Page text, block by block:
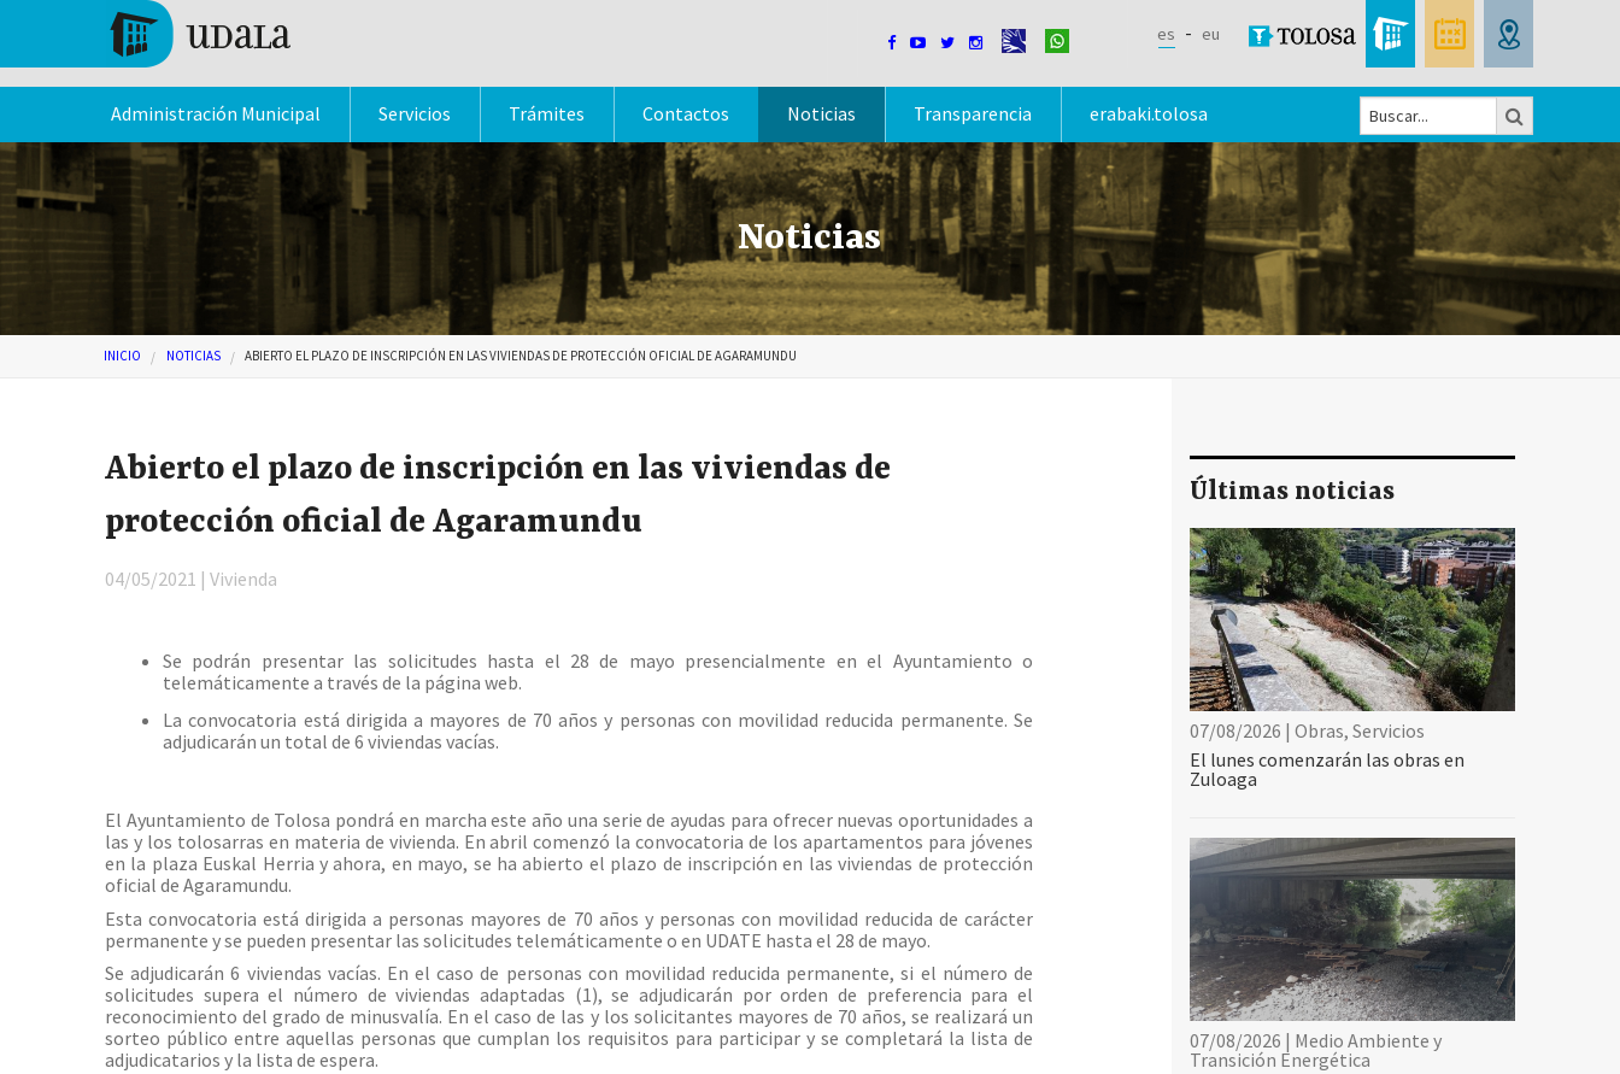
Pasar al contenido principal
    es eu
Formulario
de
búsqueda
Administración Municipal Servicios Trámites Contactos Noticias Transparencia erabaki.tolosa
Noticias
Usted está aquí
INICIO NOTICIAS ABIERTO EL PLAZO DE INSCRIPCIÓN EN LAS VIVIENDAS DE PROTECCIÓN OFICIAL DE AGARAMUNDU
Abierto el plazo de inscripción en las viviendas de
protección oficial de Agaramundu
04/05/2021 | Vivienda
Se podrán presentar las solicitudes hasta el 28 de mayo presencialmente en el Ayuntamiento o
telemáticamente a través de la página web.
La convocatoria está dirigida a mayores de 70 años y personas con movilidad reducida permanente. Se
adjudicarán un total de 6 viviendas vacías.
El Ayuntamiento de Tolosa pondrá en marcha este año una serie de ayudas para ofrecer nuevas oportunidades a
las y los tolosarras en materia de vivienda. En abril comenzó la convocatoria de los apartamentos para jóvenes
en la plaza Euskal Herria y ahora, en mayo, se ha abierto el plazo de inscripción en las viviendas de protección
oficial de Agaramundu.
Esta convocatoria está dirigida a personas mayores de 70 años y personas con movilidad reducida de carácter
permanente y se pueden presentar las solicitudes telemáticamente o en UDATE hasta el 28 de mayo.
Se adjudicarán 6 viviendas vacías. En el caso de personas con movilidad reducida permanente, si el número de
solicitudes supera el número de viviendas adaptadas (1), se adjudicarán por orden de preferencia para el
reconocimiento del grado de minusvalía. En el caso de las y los solicitantes mayores de 70 años, se realizará un
sorteo público entre aquellas personas que cumplan los requisitos para participar y se completará la lista de
adjudicatarios y la lista de espera.
Últimas noticias
07/08/2026 | Obras, Servicios
El lunes comenzarán las obras en
Zuloaga
07/08/2026 | Medio Ambiente y
Transición Energética